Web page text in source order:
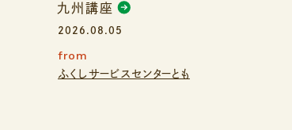
九州講座
2026.08.05
from
ふくしサービスセンターとも